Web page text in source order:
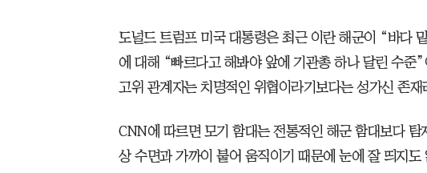
도널드 트럼프 미국 대통령은 최근 이란 해군이 “바다
에 대해 “빠르다고 해봐야 앞에 기관총 하나 달린 수준
고위 관계자는 치명적인 위협이라기보다는 성가신 존재
CNN에 따르면 모기 함대는 전통적인 해군 함대보다
상 수면과 가까이 붙어 움직이기 때문에 눈에 잘 띄지